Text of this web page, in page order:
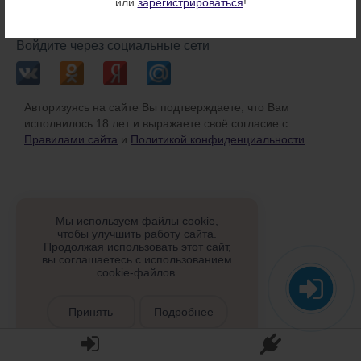
Войдите через социальные сети
Авторизуясь на сайте Вы подтверждаете, что Вам
исполнилось 18 лет и выражаете своё согласие с
Правилами сайта и Политикой конфиденциальности
Мы используем файлы cookie,
чтобы улучшить работу сайта.
Продолжая использовать этот сайт,
вы соглашаетесь с использованием
cookie-файлов.
Принять Подробнее